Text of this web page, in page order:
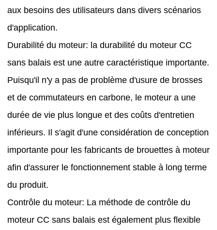
aux besoins des utilisateurs dans divers scénarios
d'application.
Durabilité du moteur: la durabilité du moteur CC
sans balais est une autre caractéristique importante.
Puisqu'il n'y a pas de problème d'usure de brosses
et de commutateurs en carbone, le moteur a une
durée de vie plus longue et des coûts d'entretien
inférieurs. Il s'agit d'une considération de conception
importante pour les fabricants de brouettes à moteur
afin d'assurer le fonctionnement stable à long terme
du produit.
Contrôle du moteur: La méthode de contrôle du
moteur CC sans balais est également plus flexible